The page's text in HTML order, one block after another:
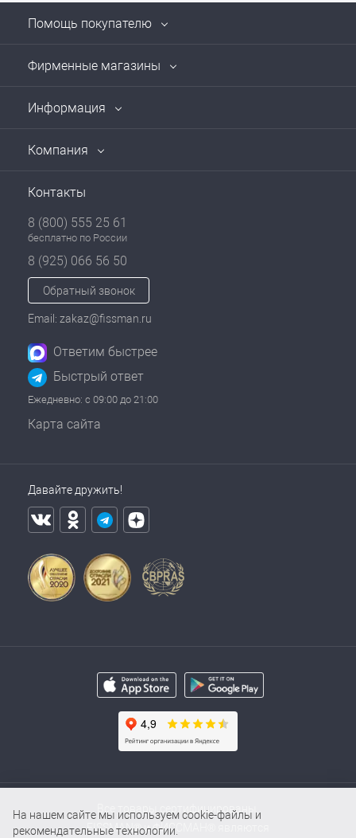
Помощь покупателю
Фирменные магазины
Информация
Компания
Контакты
8 (800) 555 25 61
бесплатно по России
8 (925) 066 56 50
Обратный звонок
Email: zakaz@fissman.ru
Ответим быстрее
Быстрый ответ
Ежедневно: с 09:00 до 21:00
Карта сайта
Давайте дружить!
Все товары сертифицированы.
FISSMAN® и ФИССМАН® являются
На нашем сайте мы используем cookie-файлы и
рекомендательные технологии.